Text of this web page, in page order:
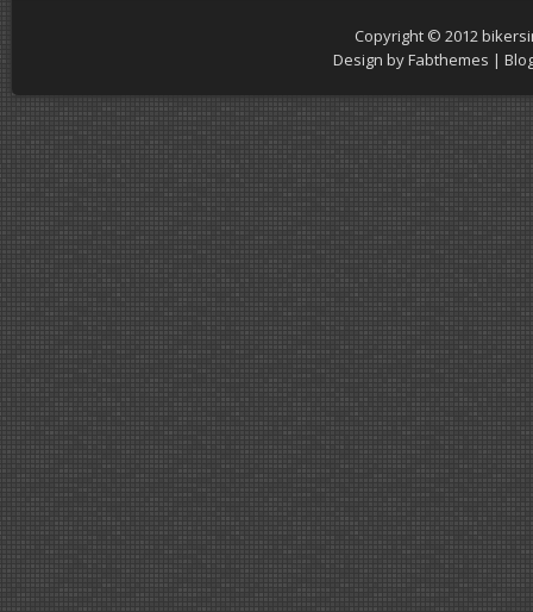
Copyright © 2012
Design byFabthemes |